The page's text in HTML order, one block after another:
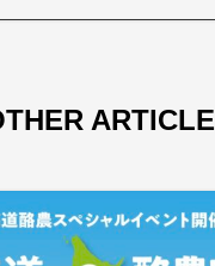
ARTICLE